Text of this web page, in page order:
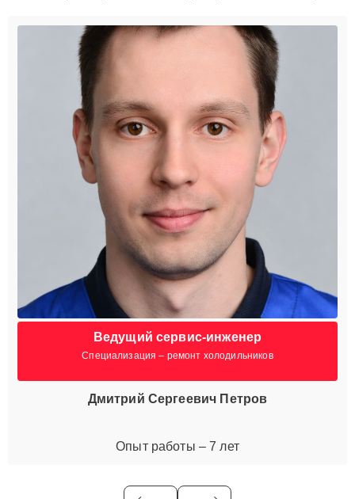
Ведущий сервис-инженер
Специализация – ремонт холодильников
Дмитрий Сергеевич Петров
Опыт работы – 7 лет